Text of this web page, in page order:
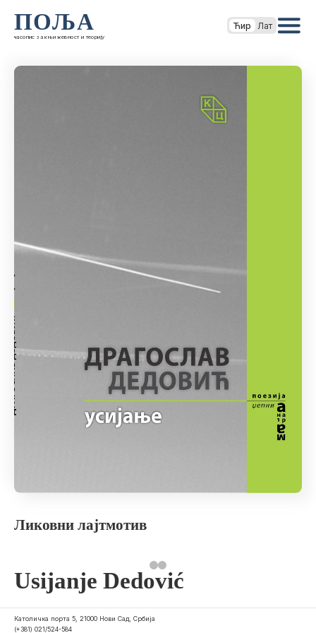
ПОЉА
часопис за књижевност и теорију
Ћир Лат
Ликовни лајтмотив
Usijanje Dedović
Католичка порта 5, 21000 Нови Сад, Србија
(+381) 021/524-584